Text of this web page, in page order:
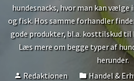
hundesnacks, hvor man kan
og fisk. Hos samme forhandler
gode produkter, bl.a. kosttilskud
Læs mere om begge typer af
herunder.
Redaktionen
Handel &